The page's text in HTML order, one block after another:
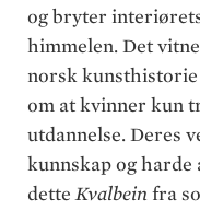
og bryter
himmelen. Det
norsk kunsthistorie
om at kvinner kun
utdannelse. Deres
kunnskap og harde
detteKvalbeinfra